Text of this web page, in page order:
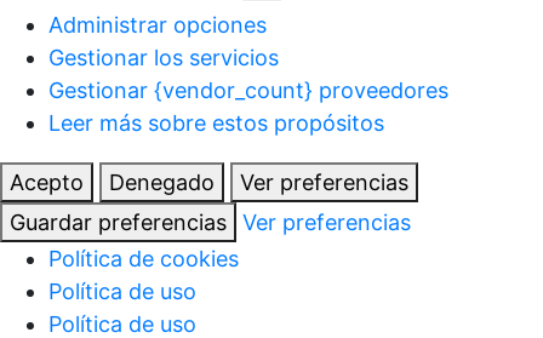
Administrar opciones
Gestionar los servicios
Gestionar {vendor_count} proveedores
Leer más sobre estos propósitos
Acepto Denegado
Ver preferencias
Guardar preferencias
Ver preferencias
Política de cookies
Política de uso
Política de uso